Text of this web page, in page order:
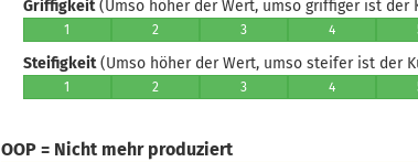
Griffigkeit(Umso höher der Wert, umso griffiger ist der
1 2 3 4
Steifigkeit(Umso höher der Wert, umso steifer ist der
1 2 3 4
OOP = Nicht mehr produziert